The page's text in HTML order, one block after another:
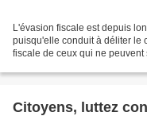
L'évasion fiscale est depuis
puisqu'elle conduit à déliter le
fiscale de ceux qui ne peuvent
Citoyens, luttez